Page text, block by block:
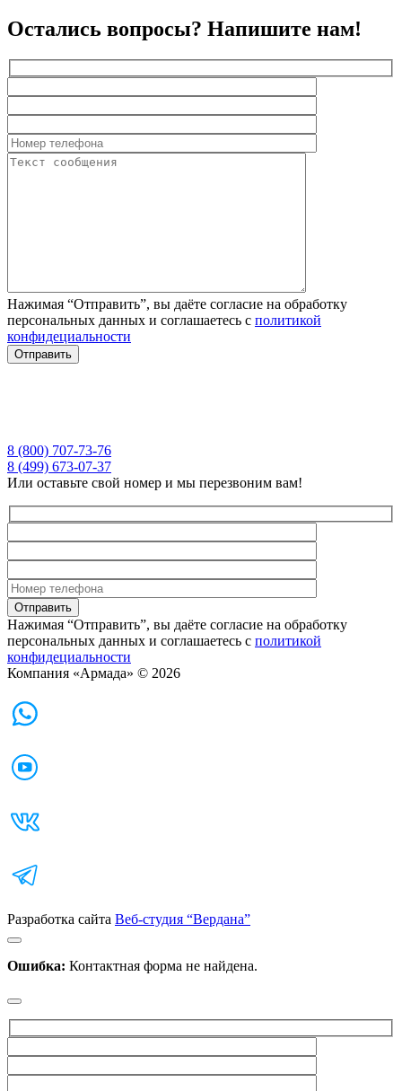
Остались вопросы? Напишите нам!
Нажимая “Отправить”, вы даёте согласие на обработку
персональных данных и соглашаетесь с политикой
конфидециальности
8 (800) 707-73-76
8 (499) 673-07-37
Или оставьте свой номер и мы перезвоним вам!
Нажимая “Отправить”, вы даёте согласие на обработку
персональных данных и соглашаетесь с политикой
конфидециальности
Компания «Армада» © 2026
Разработка сайта Веб-студия “Вердана”
Ошибка: Контактная форма не найдена.